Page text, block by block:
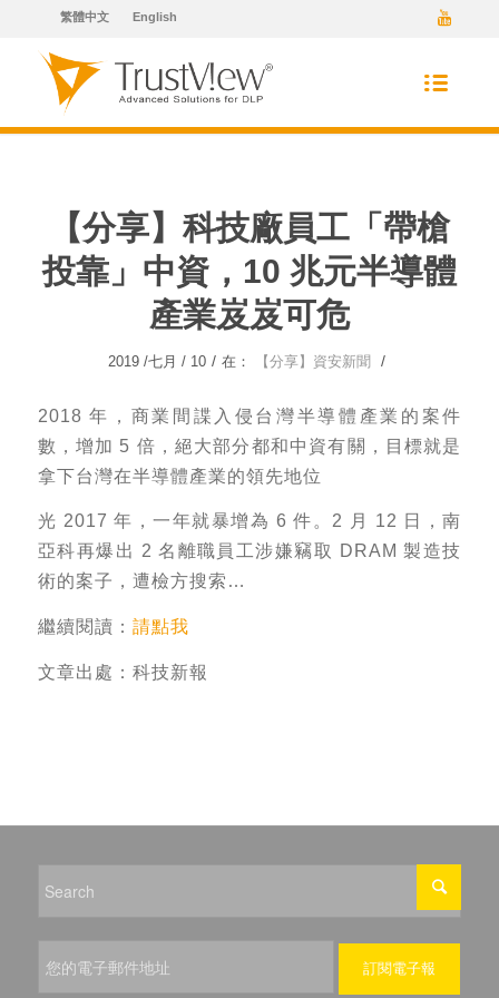
繁體中文 English
【分享】科技廠員工「帶槍
投靠」中資，10 兆元半導體
產業岌岌可危
2019 /七月 / 10 / 在： 【分享】資安新聞 /
2018 年，商業間諜入侵台灣半導體產業的案件
數，增加 5 倍，絕大部分都和中資有關，目標就是
拿下台灣在半導體產業的領先地位
光 2017 年，一年就暴增為 6 件。2 月 12 日，南
亞科再爆出 2 名離職員工涉嫌竊取 DRAM 製造技
術的案子，遭檢方搜索…
繼續閱讀： 請點我
文章出處：科技新報